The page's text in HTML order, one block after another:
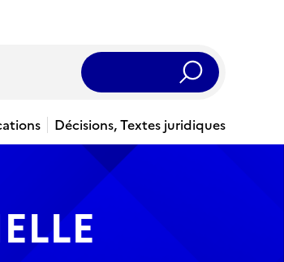
Rechercher
Décisions, Textes juridiques